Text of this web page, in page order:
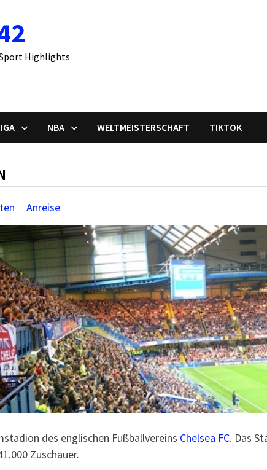
Highlights
NBA WELTMEISTERSCHAFT TIKTOK
Anreise
des englischen Fußballvereins Chelsea FC. Das
Zuschauer.